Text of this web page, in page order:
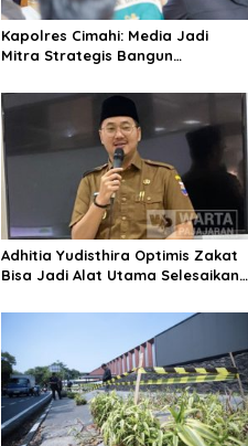
Kapolres Cimahi: Media Jadi
Mitra Strategis Bangun
Adhitia Yudisthira Optimis Zakat
Bisa Jadi Alat Utama Selesaikan